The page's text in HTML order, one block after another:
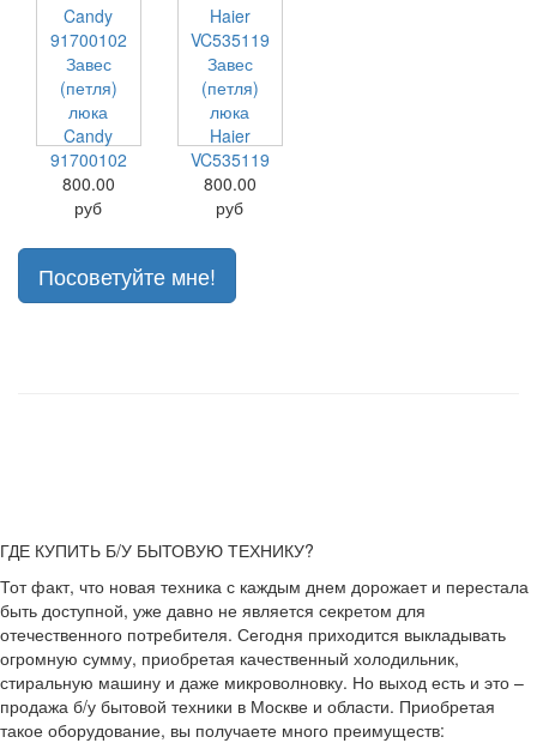
Завес
(петля)
люка
Candy
91700102
800.00
руб
Завес
(петля)
люка
Haier
VC535119
800.00
руб
Посоветуйте мне!
ГДЕ КУПИТЬ Б/У БЫТОВУЮ ТЕХНИКУ?
Тот факт, что новая техника с каждым днем дорожает и перестала
быть доступной, уже давно не является секретом для
отечественного потребителя. Сегодня приходится выкладывать
огромную сумму, приобретая качественный холодильник,
стиральную машину и даже микроволновку. Но выход есть и это –
продажа б/у бытовой техники в Москве и области. Приобретая
такое оборудование, вы получаете много преимуществ: